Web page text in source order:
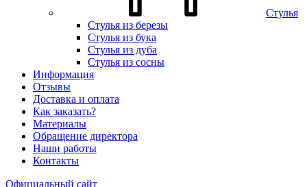
Стулья
Стулья из березы
Стулья из бука
Стулья из дуба
Стулья из сосны
Информация
Отзывы
Доставка и оплата
Как заказать?
Материалы
Обращение директора
Наши работы
Контакты
Официальный сайт